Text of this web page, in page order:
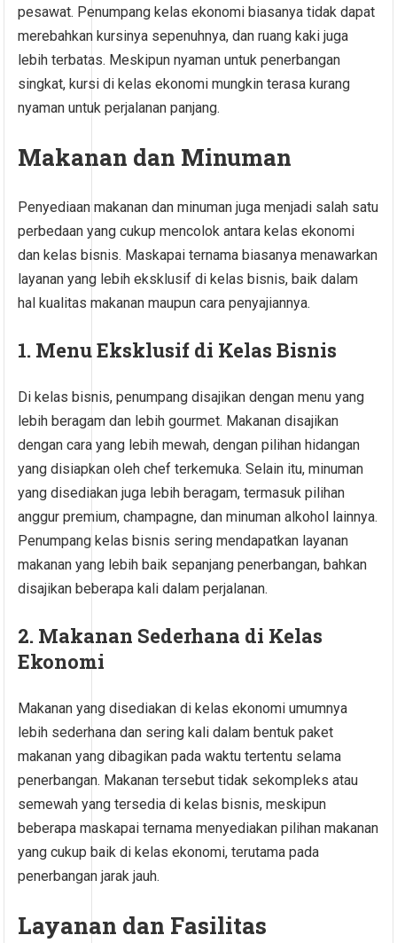
pesawat. Penumpang kelas ekonomi biasanya tidak dapat
merebahkan kursinya sepenuhnya, dan ruang kaki juga
lebih terbatas. Meskipun nyaman untuk penerbangan
singkat, kursi di kelas ekonomi mungkin terasa kurang
nyaman untuk perjalanan panjang.
Makanan dan Minuman
Penyediaan makanan dan minuman juga menjadi salah satu
perbedaan yang cukup mencolok antara kelas ekonomi
dan kelas bisnis. Maskapai ternama biasanya menawarkan
layanan yang lebih eksklusif di kelas bisnis, baik dalam
hal kualitas makanan maupun cara penyajiannya.
1. Menu Eksklusif di Kelas Bisnis
Di kelas bisnis, penumpang disajikan dengan menu yang
lebih beragam dan lebih gourmet. Makanan disajikan
dengan cara yang lebih mewah, dengan pilihan hidangan
yang disiapkan oleh chef terkemuka. Selain itu, minuman
yang disediakan juga lebih beragam, termasuk pilihan
anggur premium, champagne, dan minuman alkohol lainnya.
Penumpang kelas bisnis sering mendapatkan layanan
makanan yang lebih baik sepanjang penerbangan, bahkan
disajikan beberapa kali dalam perjalanan.
2. Makanan Sederhana di Kelas
Ekonomi
Makanan yang disediakan di kelas ekonomi umumnya
lebih sederhana dan sering kali dalam bentuk paket
makanan yang dibagikan pada waktu tertentu selama
penerbangan. Makanan tersebut tidak sekompleks atau
semewah yang tersedia di kelas bisnis, meskipun
beberapa maskapai ternama menyediakan pilihan makanan
yang cukup baik di kelas ekonomi, terutama pada
penerbangan jarak jauh.
Layanan dan Fasilitas